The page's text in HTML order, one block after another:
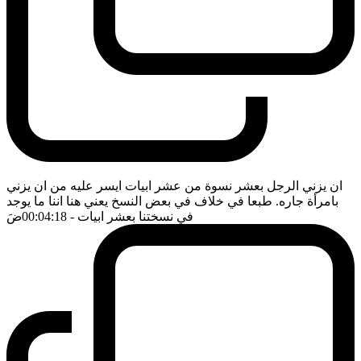
ان يزني الرجل بعشر نسوة من عشر ابيات ايسر عليه من ان يزني
بامرأة جاره. طبعا في خلاف في بعض النسخ يعني هنا اننا ما يوجد
في نسختنا بعشر ابيات - 00:04:18 ضَ